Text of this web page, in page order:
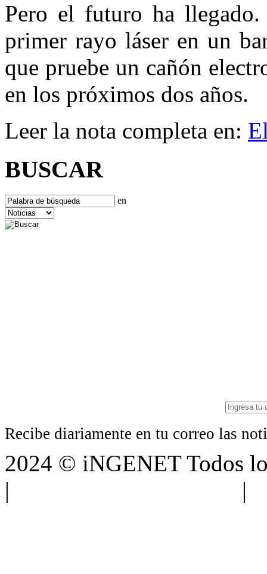
Pero el futuro ha llegado.
primer rayo láser en un
que pruebe un cañón
en los próximos dos años.
Leer la nota completa en:
BUSCAR
en
Recibe diariamente en tu correo las
2024 © iNGENET Todos
|
|